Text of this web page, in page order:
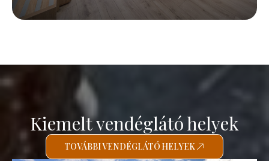
Kiemelt vendéglátó helyek
TOVÁBBI VENDÉGLÁTÓ HELYEK